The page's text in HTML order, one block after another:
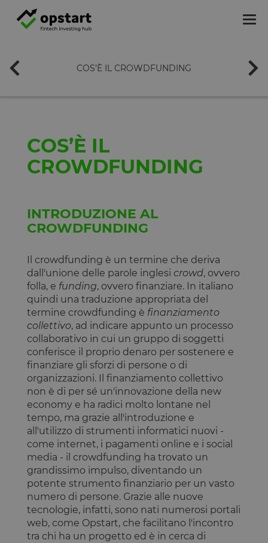
COS’È IL CROWDFUNDING
COS’È IL
CROWDFUNDING
INTRODUZIONE AL
CROWDFUNDING
Il crowdfunding è un termine che deriva
dall'unione delle parole inglesi crowd, ovvero
folla, e funding, ovvero finanziare. In italiano
quindi una traduzione appropriata del
termine crowdfunding è finanziamento
collettivo, ad indicare appunto un processo
collaborativo in cui un gruppo di soggetti
conferisce il proprio denaro per sostenere e
finanziare gli sforzi di persone o di
organizzazioni. Il finanziamento collettivo
non è di per sé un'innovazione della new
economy e ha radici molto lontane nel
tempo, ma grazie all'introduzione e
all'utilizzo di strumenti informatici nuovi -
come internet, i pagamenti online e i social
media - il crowdfunding ha trovato un
grandissimo impulso, diventando un
potente strumento finanziario per un vasto
numero di persone. Grazie alle nuove
tecnologie, infatti, sono nati numerosi portali
web, come Opstart, che facilitano l'incontro
tra chi ha un progetto ed è in cerca di